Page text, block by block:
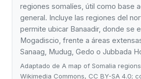
regiones somalíes, útil como base
general. Incluye las regiones del
permite ubicar Banaadir, donde se
Mogadiscio, frente a áreas
Sanaag, Mudug, Gedo o Jubbada
Adaptado de A map of Somalia
Wikimedia Commons, CC BY-SA 4.0;